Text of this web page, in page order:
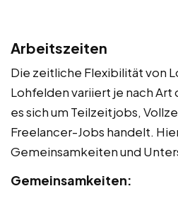
Arbeitszeiten
Die zeitliche Flexibilität von
Lohfelden variiert je nach Art
es sich um Teilzeitjobs,
Freelancer-Jobs handelt.
Gemeinsamkeiten und
Gemeinsamkeiten: